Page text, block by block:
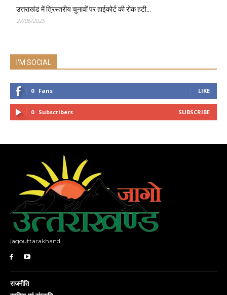
उत्तराखंड में त्रिस्तरीय चुनावों पर हाईकोर्ट की रोक हटी…
27/06/2025
I'M SOCIAL
0 Fans LIKE
0 Subscribers SUBSCRIBE
jagouttarakhand
राजनीति